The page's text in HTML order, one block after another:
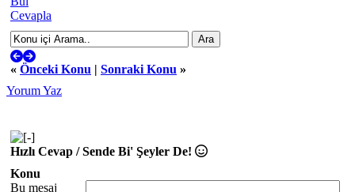
Cevapla
« Önceki Konu | Sonraki Konu »
Yorum Yaz
Hızlı Cevap / Sende Bi' Şeyler De!
Konu
Bu mesaj